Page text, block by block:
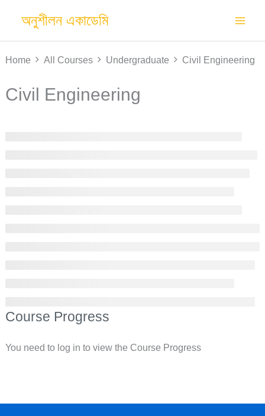
content
অনুশীলন একাডেমি
Home All Courses Undergraduate Civil Engineering
Civil Engineering
Course Progress
You need to log in to view the Course Progress